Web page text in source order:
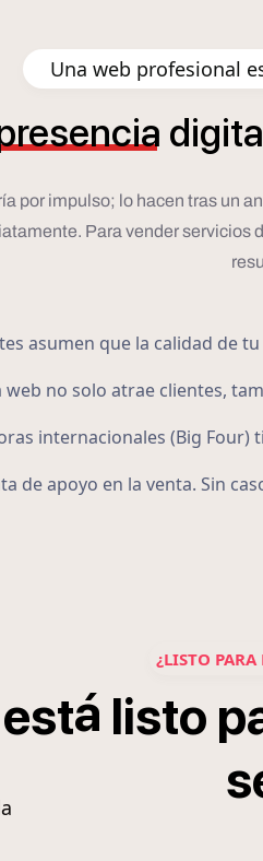
Una web profesional
por impulso; lo hacen tras un
Para vender
asumen que la calidad de
web no solo atrae clientes,
internacionales (Big
de apoyo en la venta. Sin
¿LISTO
está listo